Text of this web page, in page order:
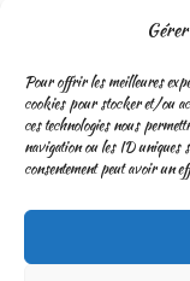
Pour offrir les meilleures
cookies pour stocker et/ou
ces technologies nous
navigation ou les ID uniques
consentement peut avoir un
Nous gardons vos
tierces parties qui
confidentialité